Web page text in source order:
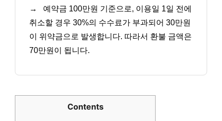
→
예약금 100만원 기준으로, 이용일 1일 전에
취소할 경우 30%의 수수료가 부과되어 30만원
이 위약금으로 발생합니다. 따라서 환불 금액은
70만원이 됩니다.
Contents